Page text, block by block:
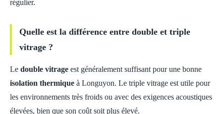
régulier.
Quelle est la différence entre double et triple
vitrage ?
Le double vitrage est généralement suffisant pour une bonne
isolation thermique à Longuyon. Le triple vitrage est utile pour
les environnements très froids ou avec des exigences acoustiques
élevées, bien que son coût soit plus élevé.